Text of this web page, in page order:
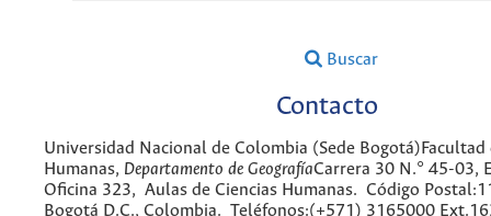
Buscar
Contacto
Universidad Nacional de Colombia (Sede Bogotá)Facultad
Humanas, Departamento de GeografíaCarrera 30 N.° 45-03,
Oficina 323, Aulas de Ciencias Humanas. Código
Bogotá D.C., Colombia. Teléfonos:(+571) 3165000